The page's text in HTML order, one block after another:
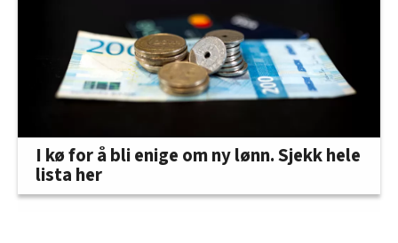
I kø for å bli enige om ny lønn. Sjekk hele
lista her